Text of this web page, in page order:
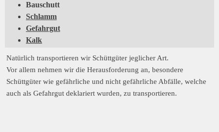
Bauschutt
Schlamm
Gefahrgut
Kalk
Natürlich transportieren wir Schüttgüter jeglicher Art.
Vor allem nehmen wir die Herausforderung an, besondere
Schüttgüter wie gefährliche und nicht gefährliche Abfälle, welche
auch als Gefahrgut deklariert wurden, zu transportieren.